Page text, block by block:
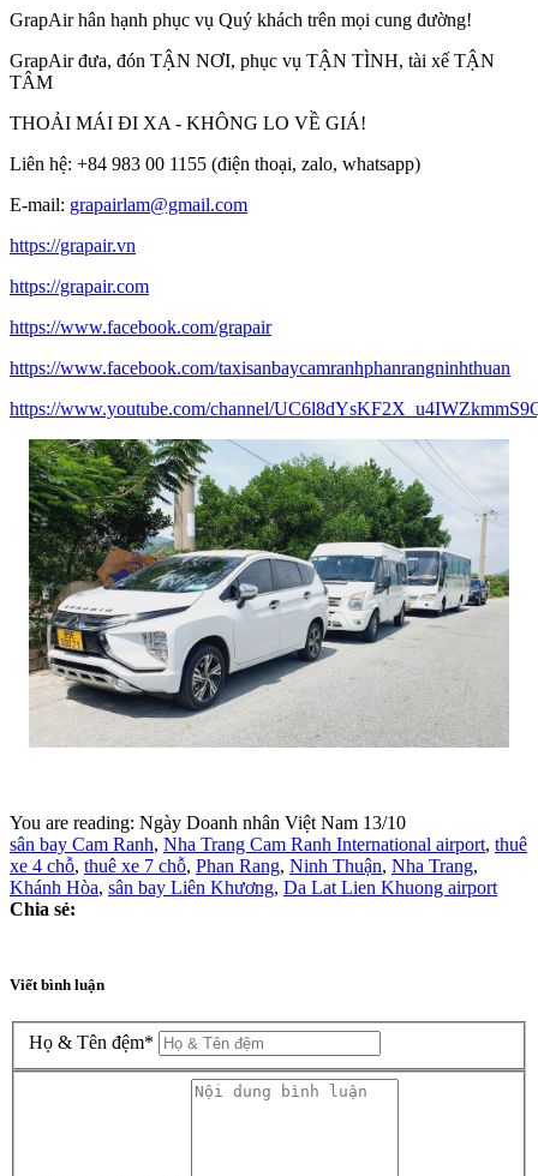
GrapAir hân hạnh phục vụ Quý khách trên mọi cung đường!
GrapAir đưa, đón TẬN NƠI, phục vụ TẬN TÌNH, tài xế TẬN
TÂM
THOẢI MÁI ĐI XA - KHÔNG LO VỀ GIÁ!
Liên hệ: +84 983 00 1155 (điện thoại, zalo, whatsapp)
E-mail: grapairlam@gmail.com
https://grapair.vn
https://grapair.com
https://www.facebook.com/grapair
https://www.facebook.com/taxisanbaycamranhphanrangninhthuan
https://www.youtube.com/channel/
You are reading: Ngày Doanh nhân Việt Nam 13/10
sân bay Cam Ranh, Nha Trang Cam Ranh International airport, thuê
xe 4 chỗ, thuê xe 7 chỗ, Phan Rang, Ninh Thuận, Nha Trang,
Khánh Hòa, sân bay Liên Khương, Da Lat Lien Khuong airport
Chia sẻ:
Viết bình luận
Họ & Tên đệm*